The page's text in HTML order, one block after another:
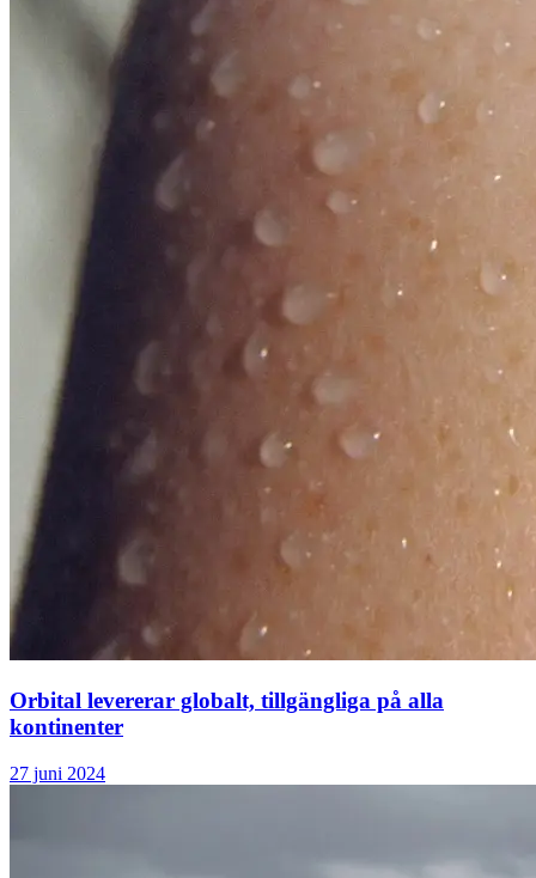
Orbital levererar globalt, tillgängliga på alla
kontinenter
27 juni 2024